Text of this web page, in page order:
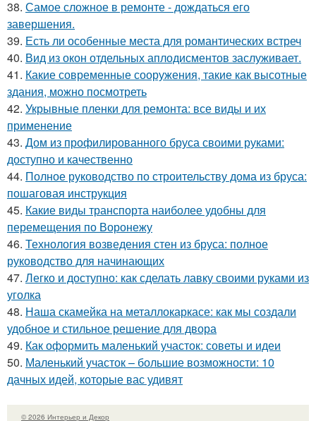
38. Самое сложное в ремонте - дождаться его
завершения.
39. Есть ли особенные места для романтических встреч
40. Вид из окон отдельных аплодисментов заслуживает.
41. Какие современные сооружения, такие как высотные
здания, можно посмотреть
42. Укрывные пленки для ремонта: все виды и их
применение
43. Дом из профилированного бруса своими руками:
доступно и качественно
44. Полное руководство по строительству дома из бруса:
пошаговая инструкция
45. Какие виды транспорта наиболее удобны для
перемещения по Воронежу
46. Технология возведения стен из бруса: полное
руководство для начинающих
47. Легко и доступно: как сделать лавку своими руками из
уголка
48. Наша скамейка на металлокаркасе: как мы создали
удобное и стильное решение для двора
49. Как оформить маленький участок: советы и идеи
50. Маленький участок – большие возможности: 10
дачных идей, которые вас удивят
© 2026 Интерьер и Декор